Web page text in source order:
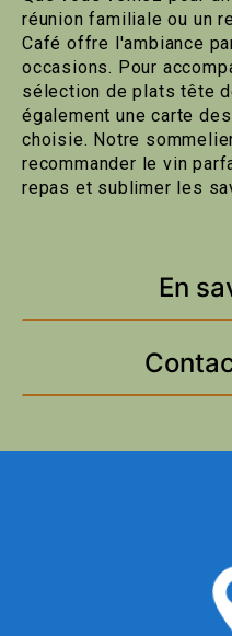
réunion familiale ou un
Café offre l'ambiance
occasions. Pour
sélection de plats tête
également une carte
choisie. Notre
recommander le vin
repas et sublimer les
En